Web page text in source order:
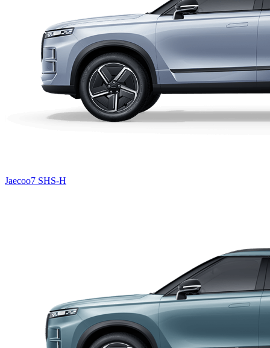
Jaecoo7 SHS-H